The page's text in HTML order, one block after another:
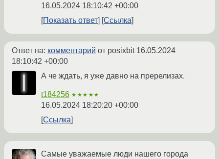
16.05.2024 18:10:42 +00:00
Показать ответ
Ссылка
Ответ на: комментарий от posixbit 16.05.2024
18:10:42 +00:00
А че ждать, я уже давно на пререлизах.
t184256 ★★★★★
16.05.2024 18:20:20 +00:00
Ссылка
Самые уважаемые люди нашего города